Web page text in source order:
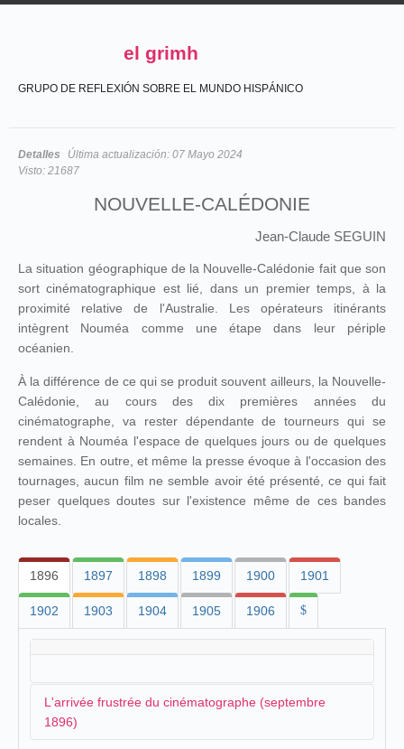
el grimh
GRUPO DE REFLEXIÓN SOBRE EL MUNDO HISPÁNICO
Detalles Última actualización: 07 Mayo 2024
Visto: 21687
NOUVELLE-CALÉDONIE
Jean-Claude SEGUIN
La situation géographique de la Nouvelle-Calédonie fait que son
sort cinématographique est lié, dans un premier temps, à la
proximité relative de l'Australie. Les opérateurs itinérants
intègrent Nouméa comme une étape dans leur périple
océanien.
À la différence de ce qui se produit souvent ailleurs, la Nouvelle-
Calédonie, au cours des dix premières années du
cinématographe, va rester dépendante de tourneurs qui se
rendent à Nouméa l'espace de quelques jours ou de quelques
semaines. En outre, et même la presse évoque à l'occasion des
tournages, aucun film ne semble avoir été présenté, ce qui fait
peser quelques doutes sur l'existence même de ces bandes
locales.
1896 1897 1898 1899 1900 1901
1902 1903 1904 1905 1906 $
L'arrivée frustrée du cinématographe (septembre
1896)